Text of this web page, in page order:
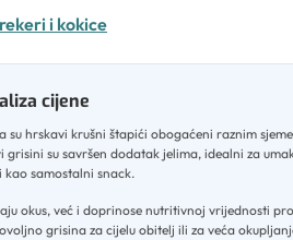
i kokice
cijene
su hrskavi krušni štapići obogaćeni raznim
grisini su savršen dodatak jelima, idealni za
kao samostalni snack.
okus, već i doprinose nutritivnoj vrijednosti
grisina za cijelu obitelj ili za veća